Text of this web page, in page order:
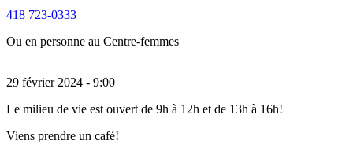
418 723-0333
Ou en personne au Centre-femmes
29 février 2024 - 9:00
Le milieu de vie est ouvert de 9h à 12h et de 13h à 16h!
Viens prendre un café!